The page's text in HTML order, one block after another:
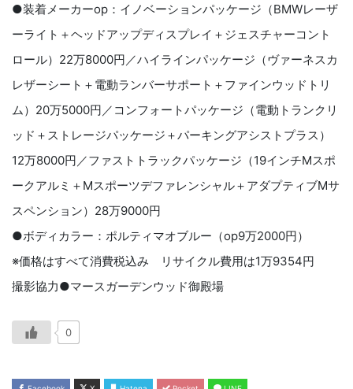
●装着メーカーop：イノベーションパッケージ（BMWレーザ
ーライト＋ヘッドアップディスプレイ＋ジェスチャーコント
ロール）22万8000円／ハイラインパッケージ（ヴァーネスカ
レザーシート＋電動ランバーサポート＋ファインウッドトリ
ム）20万5000円／コンフォートパッケージ（電動トランクリ
ッド＋ストレージパッケージ＋パーキングアシストプラス）
12万8000円／ファストトラックパッケージ（19インチMスポ
ークアルミ＋Mスポーツデファレンシャル＋アダプティブMサ
スペンション）28万9000円
●ボディカラー：ポルティマオブルー（op9万2000円）
※価格はすべて消費税込み リサイクル費用は1万9354円
撮影協力●マースガーデンウッド御殿場
0